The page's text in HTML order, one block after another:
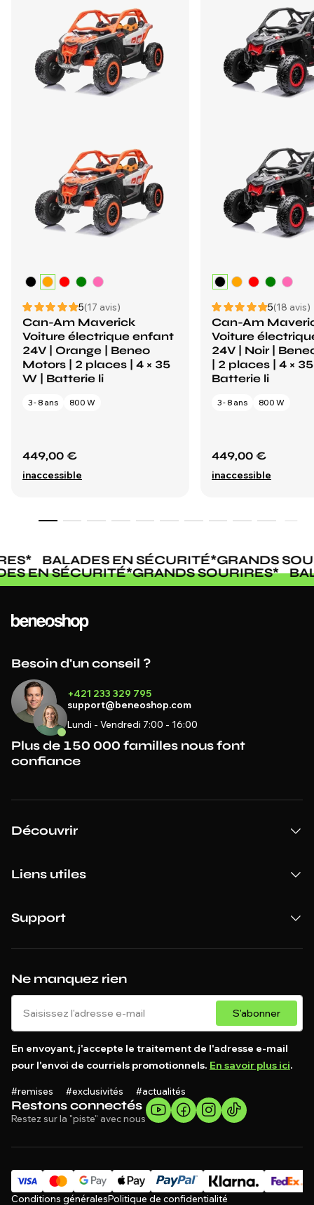
5(17 avis)
Can-Am Maverick
Voiture électrique enfant
24V | Orange | Beneo
Motors | 2 places | 4 × 35
W | Batterie li
3 - 8 ans 800 W
449,00 €
inaccessible
5(18 avis)
Can-Am
Voiture
24V | Noir |
| 2 places | 4 ×
Batterie li
3 - 8 ans 800 W
449,00 €
inaccessible
* BALADES EN SÉCURITÉ*GRANDS
EN SÉCURITÉ*GRANDS SOURIRES*
Restons connectés
Restez sur la "piste" avec nous
Ne manquez rien
S'abonner
En envoyant, j'accepte le traitement de l'adresse e-mail
pour l'envoi de courriels promotionnels. En savoir plus ici.
#remises #exclusivités #actualités
Besoin d'un conseil ?
+421 233 329 795
support@beneoshop.com
Lundi - Vendredi 7:00 - 16:00
Plus de 150 000 familles nous font
confiance
Découvrir
Liens utiles
Support
Conditions généralesPolitique de confidentialité